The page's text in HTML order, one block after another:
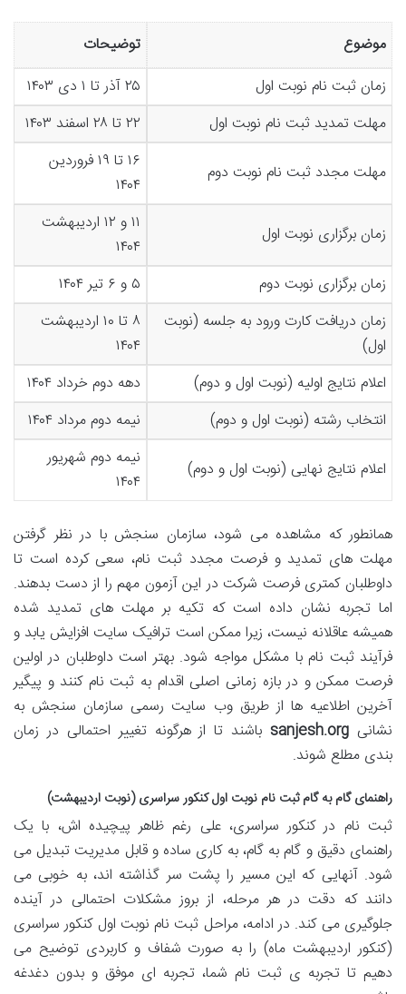
موضوع
توضیحات
زمان ثبت نام نوبت اول
۲۵ آذر تا ۱ دی ۱۴۰۳
مهلت تمدید ثبت نام نوبت اول
۲۲ تا ۲۸ اسفند ۱۴۰۳
مهلت مجدد ثبت نام نوبت دوم
۱۶ تا ۱۹ فروردین
۱۴۰۴
زمان برگزاری نوبت اول
۱۱ و ۱۲ اردیبهشت
۱۴۰۴
زمان برگزاری نوبت دوم
۵ و ۶ تیر ۱۴۰۴
زمان دریافت کارت ورود به جلسه (نوبت
اول)
۸ تا ۱۰ اردیبهشت
۱۴۰۴
اعلام نتایج اولیه (نوبت اول و دوم)
دهه دوم خرداد ۱۴۰۴
انتخاب رشته (نوبت اول و دوم)
نیمه دوم مرداد ۱۴۰۴
اعلام نتایج نهایی (نوبت اول و دوم)
نیمه دوم شهریور
۱۴۰۴
همانطور که مشاهده می شود، سازمان سنجش با در نظر گرفتن
مهلت های تمدید و فرصت مجدد ثبت نام، سعی کرده است تا
داوطلبان کمتری فرصت شرکت در این آزمون مهم را از دست بدهند.
اما تجربه نشان داده است که تکیه بر مهلت های تمدید شده
همیشه عاقلانه نیست، زیرا ممکن است ترافیک سایت افزایش یابد و
فرآیند ثبت نام با مشکل مواجه شود. بهتر است داوطلبان در اولین
فرصت ممکن و در بازه زمانی اصلی اقدام به ثبت نام کنند و پیگیر
آخرین اطلاعیه ها از طریق وب سایت رسمی سازمان سنجش به
نشانی sanjesh.orgباشند تا از هرگونه تغییر احتمالی در زمان
بندی مطلع شوند.
راهنمای گام به گام ثبت نام نوبت اول کنکور سراسری (نوبت اردیبهشت)
ثبت نام در کنکور سراسری، علی رغم ظاهر پیچیده اش، با یک
راهنمای دقیق و گام به گام، به کاری ساده و قابل مدیریت تبدیل می
شود. آنهایی که این مسیر را پشت سر گذاشته اند، به خوبی می
دانند که دقت در هر مرحله، از بروز مشکلات احتمالی در آینده
جلوگیری می کند. در ادامه، مراحل ثبت نام نوبت اول کنکور سراسری
(کنکور اردیبهشت ماه) را به صورت شفاف و کاربردی توضیح می
دهیم تا تجربه ی ثبت نام شما، تجربه ای موفق و بدون دغدغه